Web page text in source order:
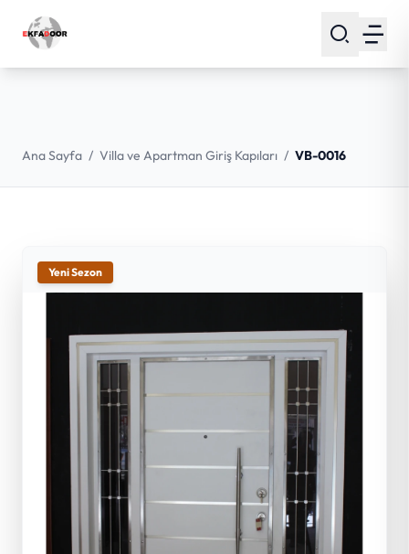
Ana Sayfa / Villa ve Apartman Giriş Kapıları / VB-0016
Yeni Sezon